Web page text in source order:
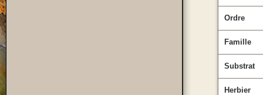
Ordre
Famille
Substrat
Herbier